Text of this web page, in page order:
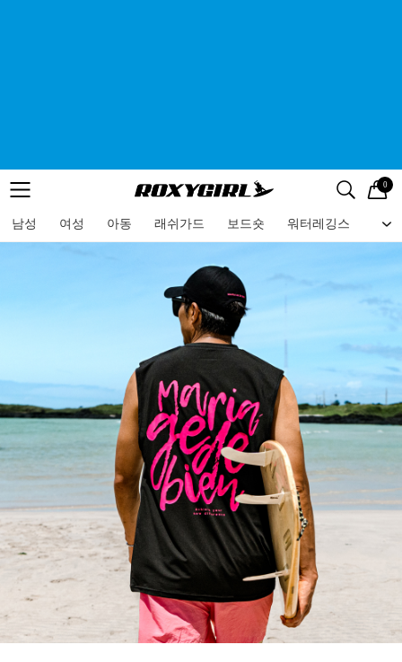
메뉴 검색
로고 0
남성 여성 아동 래쉬가드 보드숏 워터레깅스 비
메뉴